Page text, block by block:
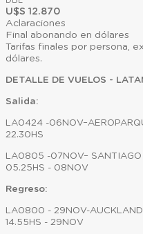
U$S 12.870
Aclaraciones
Final abonando en dólares
Tarifas finales por persona,
dólares.
DETALLE DE VUELOS -
Salida:
LA0424 -
22.30HS
LA0805 -07NOV– SANTIAGO
05.25HS - 08NOV
Regreso:
LA0800 - 29NOV-
14.55HS - 29NOV